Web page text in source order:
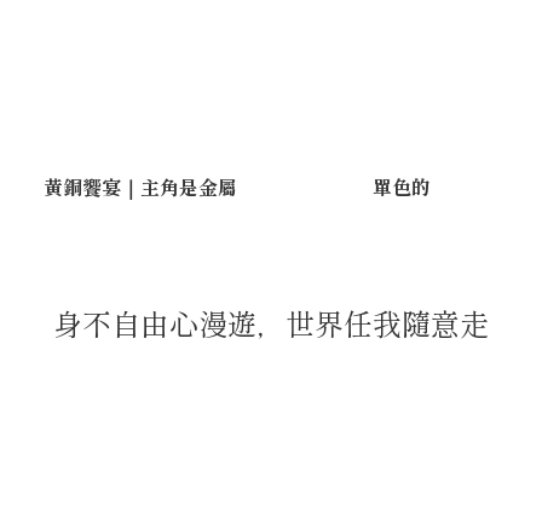
黃銅饗宴｜主角是金屬 單色的
身不自由心漫遊，世界任我隨意走